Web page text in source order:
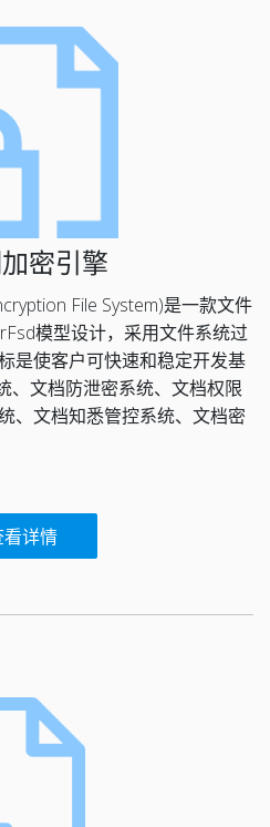
密引擎
File System)是一款文件
模型设计，采用文件系统过
是使客户可快速和稳定开发基
、文档防泄密系统、文档权限
、文档知悉管控系统、文档密
看详情